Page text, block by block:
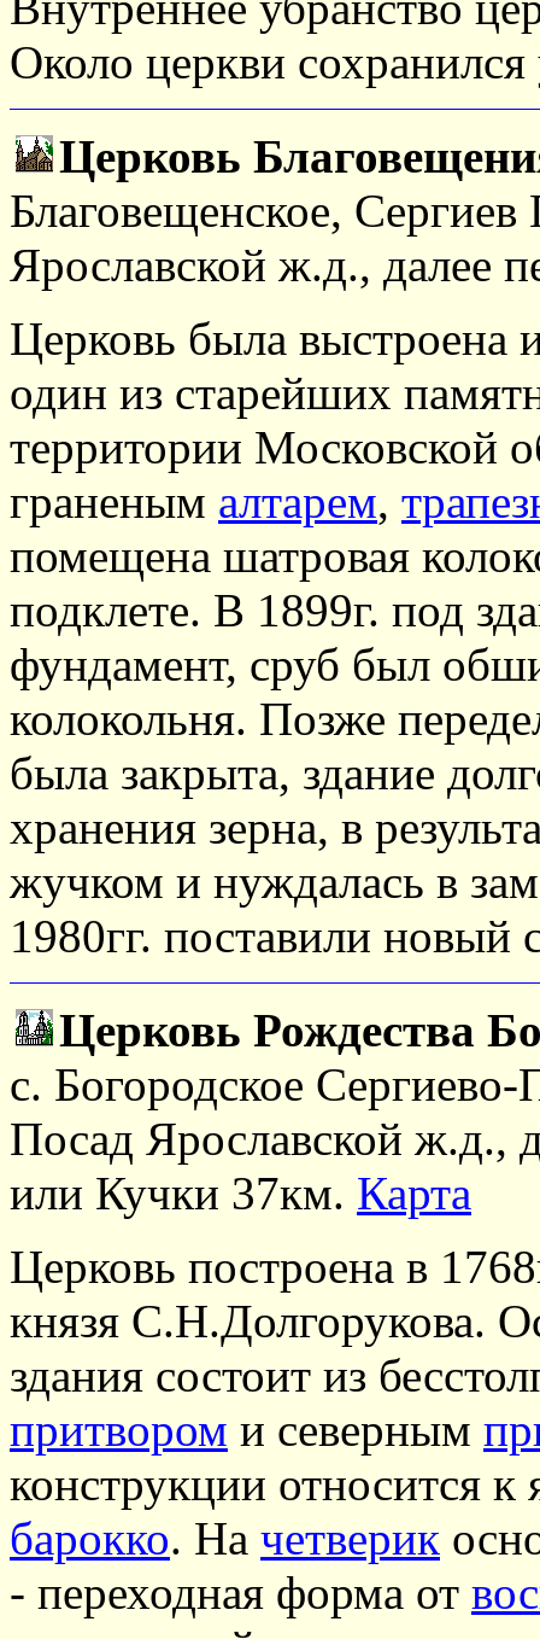
Около церкви
Церковь
Благовещенское,
Ярославской ж.д., далее
Церковь была выстроена
один из старейших
территории Московской
граненым алтарем,
помещена шатровая
подклете. В 1899г. под
фундамент, сруб был
колокольня. Позже
была закрыта, здание
хранения зерна, в
жучком и нуждалась в
1980гг. поставили новый
Церковь Рождества
с. Богородское
Посад Ярославской ж.д.,
или Кучки 37км. Карта
Церковь построена в
князя С.Н.Долгорукова.
здания состоит из
притвором и северным
конструкции относится
барокко. На четверик
- переходная форма от